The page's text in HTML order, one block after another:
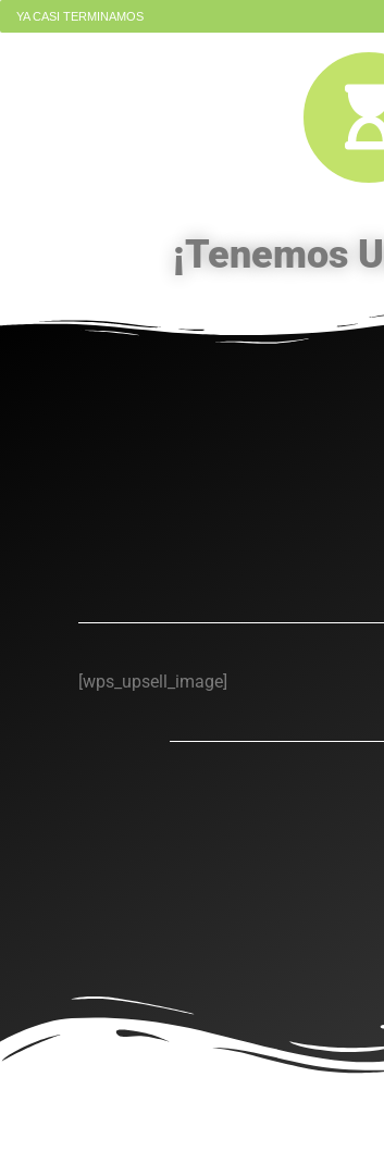
YA CASI TERMINAMOS
¡Tenemos
[wps_upsell_image]